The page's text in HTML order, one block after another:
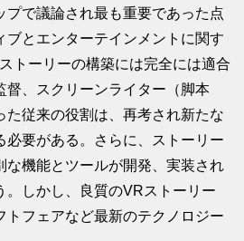
プで議論され最も重要であった点
ブとエンターテインメントに関す
トーリーの構築には完全には適合
督、スクリーンライター（脚本
た従来の役割は、再考され新たな
必要がある。さらに、ストーリー
な機能とツールが開発、実装され
。しかし、良質のVRストーリー
トフェアなど最新のテクノロジー